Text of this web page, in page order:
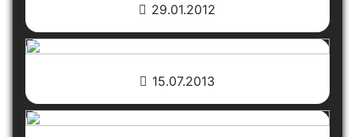
29.01.2012
15.07.2013